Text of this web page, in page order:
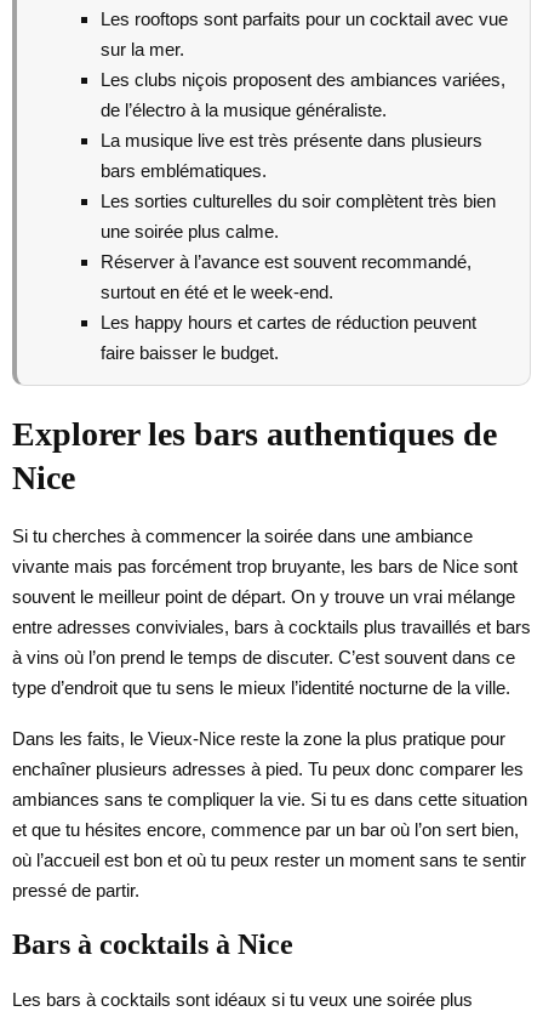
Les rooftops sont parfaits pour un cocktail avec vue
sur la mer.
Les clubs niçois proposent des ambiances variées,
de l’électro à la musique généraliste.
La musique live est très présente dans plusieurs
bars emblématiques.
Les sorties culturelles du soir complètent très bien
une soirée plus calme.
Réserver à l’avance est souvent recommandé,
surtout en été et le week-end.
Les happy hours et cartes de réduction peuvent
faire baisser le budget.
Explorer les bars authentiques de
Nice
Si tu cherches à commencer la soirée dans une ambiance
vivante mais pas forcément trop bruyante, les bars de Nice sont
souvent le meilleur point de départ. On y trouve un vrai mélange
entre adresses conviviales, bars à cocktails plus travaillés et bars
à vins où l’on prend le temps de discuter. C’est souvent dans ce
type d’endroit que tu sens le mieux l’identité nocturne de la ville.
Dans les faits, le Vieux-Nice reste la zone la plus pratique pour
enchaîner plusieurs adresses à pied. Tu peux donc comparer les
ambiances sans te compliquer la vie. Si tu es dans cette situation
et que tu hésites encore, commence par un bar où l’on sert bien,
où l’accueil est bon et où tu peux rester un moment sans te sentir
pressé de partir.
Bars à cocktails à Nice
Les bars à cocktails sont idéaux si tu veux une soirée plus